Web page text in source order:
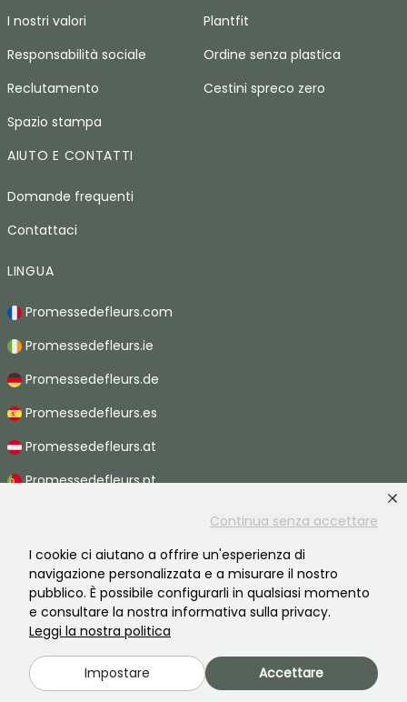
Continua senza accettare
I cookie ci aiutano a offrire un'esperienza di
navigazione personalizzata e a misurare il nostro
pubblico. È possibile configurarli in qualsiasi momento
e consultare la nostra informativa sulla privacy.
Leggi la nostra politica
Impostare Accettare
I nostri valori
Responsabilità sociale
Reclutamento
Spazio stampa
Plantfit
Ordine senza plastica
Cestini spreco zero
AIUTO E CONTATTI
Domande frequenti
Contattaci
LINGUA
Promessedefleurs.com
Promessedefleurs.ie
Promessedefleurs.de
Promessedefleurs.es
Promessedefleurs.at
Promessedefleurs.pt
Promessedefleurs.be
Promessedefleurs.ch
2026 ©Promesse de fleurs - Tutti i diritti riservati.
Informazioni legali-Termini e condizioni
Informativa sulla privacy